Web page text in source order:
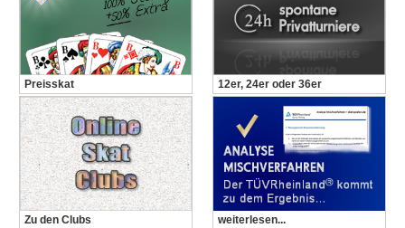
Preisskat 12er, 24er oder 36er
Zu den Clubs weiterlesen...